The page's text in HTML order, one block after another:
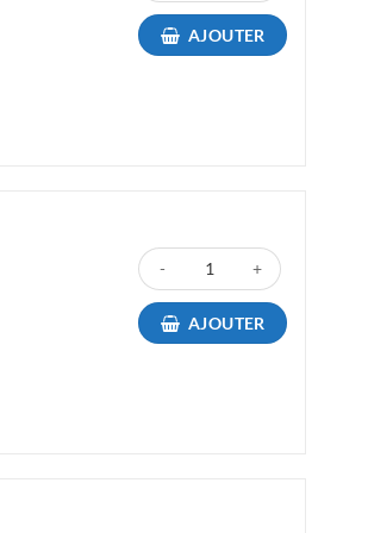
AJOUTER
quantité de Pack 2 Toner
AJOUTER